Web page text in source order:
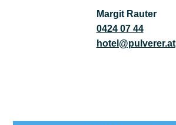
Margit Rauter
0424 07 44
hotel@pulverer.at